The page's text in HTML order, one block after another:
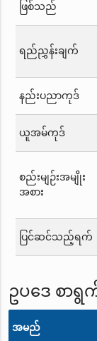
ဖြစ်သည်
ရည်ညွှန်းချက်
နည်းပညာကုဒ်
ယူအမ်ကုဒ်
စည်းမျဉ်းအမျိုး
အစား
ပြင်ဆင်သည့်ရက်
ဥပဒေ စာရွ
အမည်